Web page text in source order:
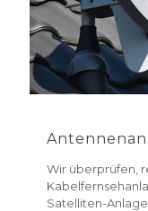
Wir überprüfen,
Satelliten-